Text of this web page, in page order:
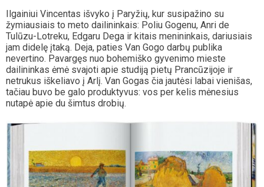
Ilgainiui Vincentas išvyko į Paryžių, kur susipažino su
žymiausiais to meto dailininkais: Poliu Gogenu, Anri de
Tulūzu-Lotreku, Edgaru Dega ir kitais menininkais, dariusiais
jam didelę įtaką. Deja, paties Van Gogo darbų publika
nevertino. Pavargęs nuo bohemiško gyvenimo mieste
dailininkas ėmė svajoti apie studiją pietų Prancūzijoje ir
netrukus iškeliavo į Arlį. Van Gogas čia jautėsi labai vienišas,
tačiau buvo be galo produktyvus: vos per kelis mėnesius
nutapė apie du šimtus drobių.